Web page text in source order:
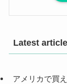
Latest
アメリカで買